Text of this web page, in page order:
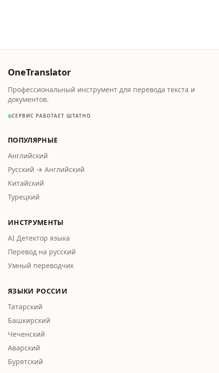
OneTranslator
Профессиональный инструмент для перевода текста и
документов.
СЕРВИС РАБОТАЕТ ШТАТНО
ПОПУЛЯРНЫЕ
Английский
Русский → Английский
Китайский
Турецкий
ИНСТРУМЕНТЫ
AI Детектор языка
Перевод на русский
Умный переводчик
ЯЗЫКИ РОССИИ
Татарский
Башкирский
Чеченский
Аварский
Бурятский